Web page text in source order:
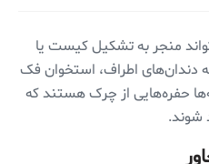
منجر به تشکیل کیست یا
دندان‌های اطراف، استخوان فک
حفره‌هایی از چرک هستند که
شوند.